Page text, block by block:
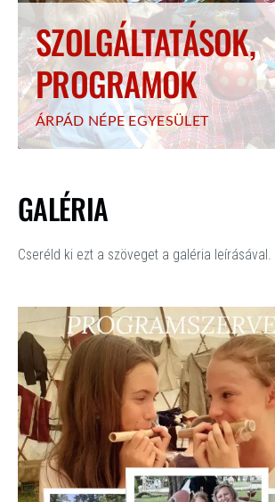
SZOLGÁLTATÁSOK,
PROGRAMOK
ÁRPÁD NÉPE EGYESÜLET
GALÉRIA
Cseréld ki ezt a szöveget a galéria leírásával.